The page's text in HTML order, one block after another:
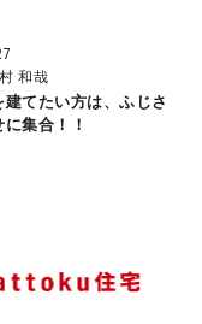
約
ーズサイト
トサイト
和哉
建てたい方は、ふじさ
集合！！